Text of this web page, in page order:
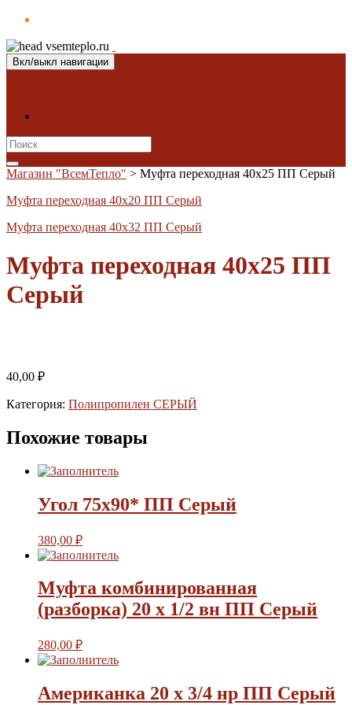
Вкл/выкл навигации
Search
for:
Магазин "ВсемТепло" > Муфта переходная 40х25 ПП Серый
Муфта переходная 40х20 ПП Серый
Муфта переходная 40х32 ПП Серый
Муфта переходная 40х25 ПП
Серый
40,00 ₽
Категория: Полипропилен СЕРЫЙ
Похожие товары
Угол 75х90* ПП Серый
380,00 ₽
Муфта комбинированная
(разборка) 20 х 1/2 вн ПП Серый
280,00 ₽
Американка 20 х 3/4 нр ПП Серый